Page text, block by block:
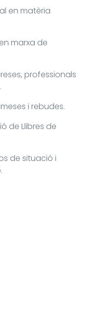
en matèria
marxa de
professionals
i rebudes.
de Llibres de
de situació i